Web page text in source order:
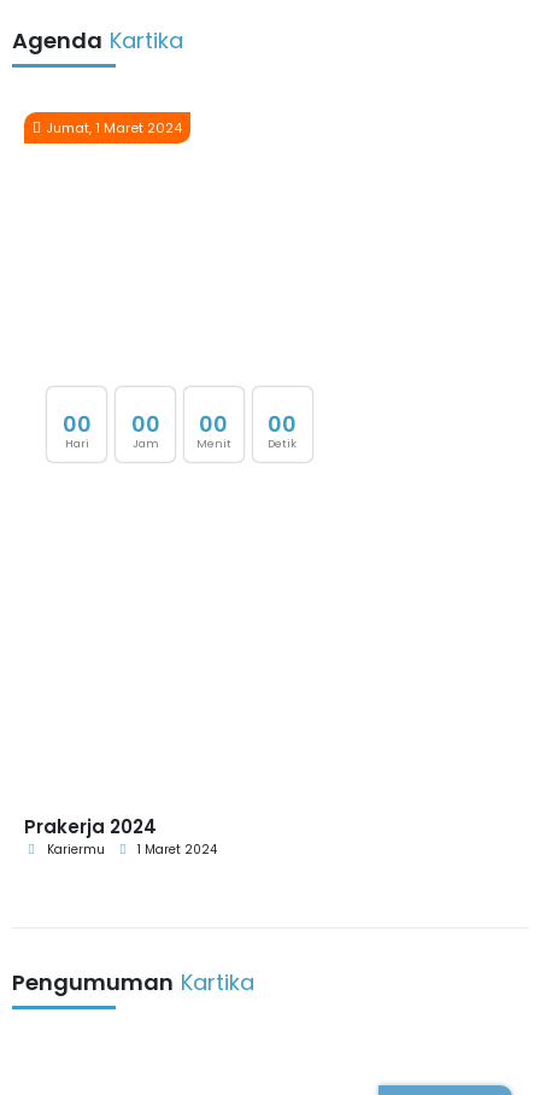
Agenda Kartika
Jumat, 1 Maret 2024
Prakerja 2024
Kariermu 1 Maret 2024
00
Hari
00
Jam
00
Menit
00
Detik
Pengumuman Kartika